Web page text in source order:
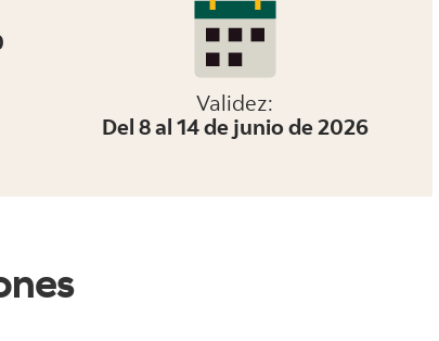
Validez:
Del 8 al 14 de junio de 2026